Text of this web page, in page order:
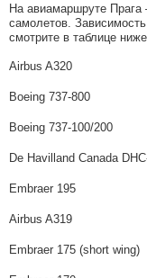
На авиамаршруте Прага
самолетов.
смотрите в таблице ниже.
Airbus A320
Boeing 737-800
Boeing 737-100/200
De Havilland Canada
Embraer 195
Airbus A319
Embraer 175 (short wing)